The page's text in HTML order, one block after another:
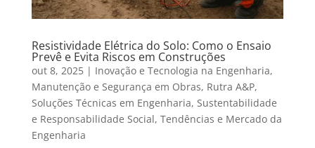
Resistividade Elétrica do Solo: Como o Ensaio
Prevê e Evita Riscos em Construções
out 8, 2025| Inovação e Tecnologia na Engenharia,
Manutenção e Segurança em Obras, Rutra A&P,
Soluções Técnicas em Engenharia, Sustentabilidade
e Responsabilidade Social, Tendências e Mercado da
Engenharia